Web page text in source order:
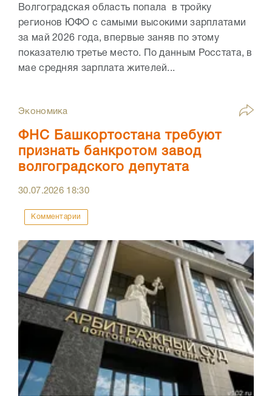
Волгоградская область попала в тройку
регионов ЮФО с самыми высокими зарплатами
за май 2026 года, впервые заняв по этому
показателю третье место. По данным Росстата, в
мае средняя зарплата жителей...
Экономика
ФНС Башкортостана требуют
признать банкротом завод
волгоградского депутата
30.07.2026 18:30
Комментарии